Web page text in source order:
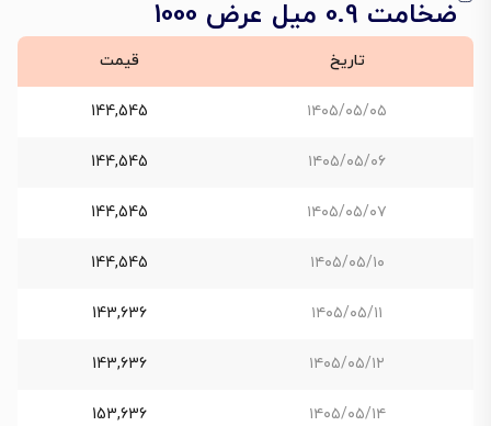
ضخامت 0.9 میل عرض 1000
تاریخ قیمت
۱۴۰۵/۰۵/۰۵ 144,545
۱۴۰۵/۰۵/۰۶ 144,545
۱۴۰۵/۰۵/۰۷ 144,545
۱۴۰۵/۰۵/۱۰ 144,545
۱۴۰۵/۰۵/۱۱ 143,636
۱۴۰۵/۰۵/۱۲ 143,636
۱۴۰۵/۰۵/۱۴ 153,636